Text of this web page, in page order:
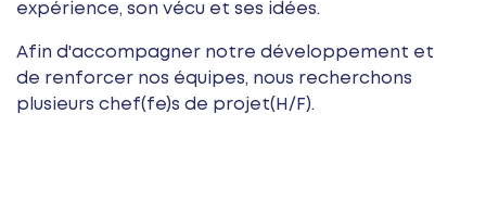
expérience, son vécu et ses idées.
Afin d'accompagner notre développement et
de renforcer nos équipes, nous recherchons
plusieurs chef(fe)s de projet(H/F).